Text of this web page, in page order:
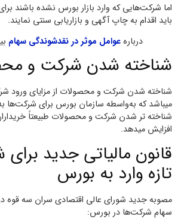
اما شرکت‌هایی که وارد بازار بورس نشده باشند
باید اقدام به چاپ آگهی و بازاریابی سنتی نمایند.
دربارهعوامل موثر در نقدشوندگی سهام
شناخته شدن شرکت و
شناخته شدن شرکت و محصولات از مزایای ورود
میباشد که به‌واسطه سازمان بورس برای شرکت‌ها
شناخته تر شدن شرکت و محصولات طبیعتاً
افزایش میدهد.
قانون مالیاتی جدید
تازه وارد به بورس
مصوبه جدید شورای عالی اقتصادی سران سه
سهام شرکت‌ها در بورس: